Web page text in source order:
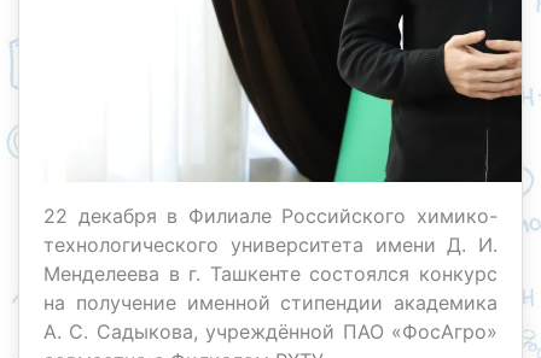
22 декабря в Филиале Российского химико-
технологического университета имени Д. И.
Менделеева в г. Ташкенте состоялся конкурс
на получение именной стипендии академика
А. С. Садыкова, учреждённой ПАО «ФосАгро»